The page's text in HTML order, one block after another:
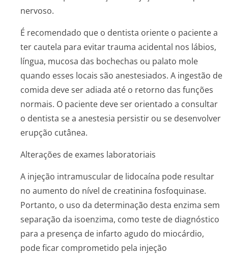
nervoso.
É recomendado que o dentista oriente o paciente a
ter cautela para evitar trauma acidental nos lábios,
língua, mucosa das bochechas ou palato mole
quando esses locais são anestesiados. A ingestão de
comida deve ser adiada até o retorno das funções
normais. O paciente deve ser orientado a consultar
o dentista se a anestesia persistir ou se desenvolver
erupção cutânea.
Alterações de exames laboratoriais
A injeção intramuscular de lidocaína pode resultar
no aumento do nível de creatinina fosfoquinase.
Portanto, o uso da determinação desta enzima sem
separação da isoenzima, como teste de diagnóstico
para a presença de infarto agudo do miocárdio,
pode ficar comprometido pela injeção